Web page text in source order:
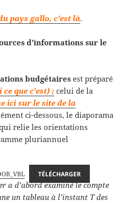
pays gallo, c’est là.
d’informations sur le
budgétaires est préparé
que c’est) ; celui de la
ici sur le site de la
ci-dessous, le diaporama
relie les orientations
pluriannuel
TÉLÉCHARGER
a d’abord examiné le compte
un tableau à l’instant T des